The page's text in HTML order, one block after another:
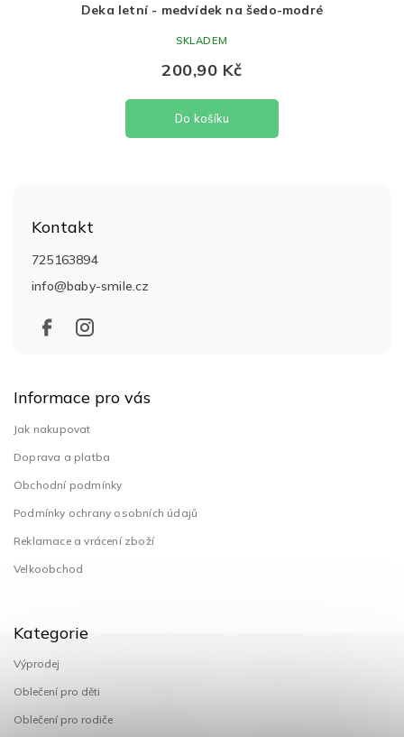
Deka letní - medvídek na šedo-modré
200,90 Kč
Do košíku
SKLADEM
Kontakt
info@baby-smile.cz
725163894
Informace pro vás
Jak nakupovat
Doprava a platba
Obchodní podmínky
Podmínky ochrany osobních údajů
Reklamace a vrácení zboží
Velkoobchod
Kategorie
Výprodej
Oblečení pro děti
Oblečení pro rodiče